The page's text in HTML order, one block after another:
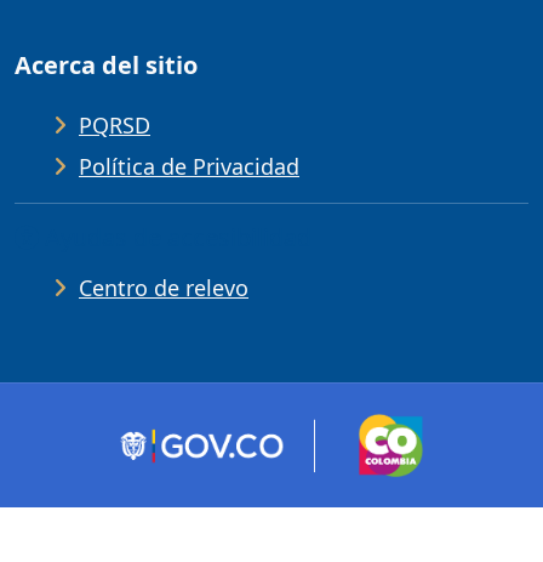
Acerca del sitio
PQRSD
Política de Privacidad
Centro de relevo